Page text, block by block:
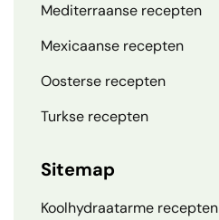
Mediterraanse recepten
Mexicaanse recepten
Oosterse recepten
Turkse recepten
Sitemap
Koolhydraatarme recepten